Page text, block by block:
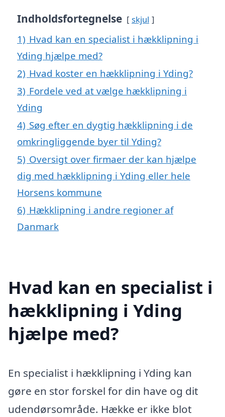
Indholdsfortegnelse skjul
1) Hvad kan en specialist i hækklipning i
Yding hjælpe med?
2) Hvad koster en hækklipning i Yding?
3) Fordele ved at vælge hækklipning i
Yding
4) Søg efter en dygtig hækklipning i de
omkringliggende byer til Yding?
5) Oversigt over firmaer der kan hjælpe
dig med hækklipning i Yding eller hele
Horsens kommune
6) Hækklipning i andre regioner af
Danmark
Hvad kan en specialist i
hækklipning i Yding
hjælpe med?
En specialist i hækklipning i Yding kan
gøre en stor forskel for din have og dit
udendørsområde. Hække er ikke blot